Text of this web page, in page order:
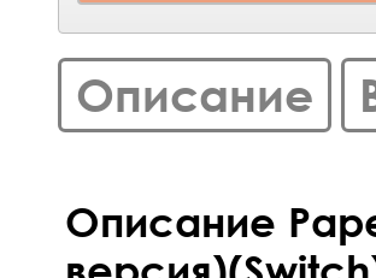
Описание
Описание